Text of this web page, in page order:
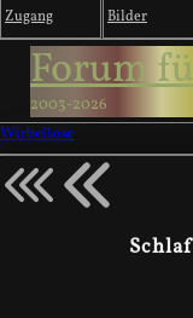
Zugang Bilder
Forum
2003-2026
Wirbellose